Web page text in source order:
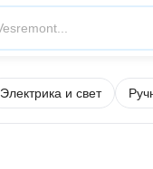
Электрика и свет